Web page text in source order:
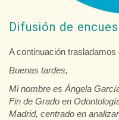
Difusión de
A continuación
Buenas tardes,
Mi nombre es Ángela
Fin de Grado en
Madrid, centrado en